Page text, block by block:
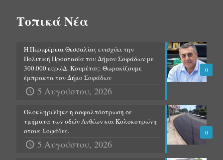
Τοπικά Νέα
0
Η Περιφέρεια Θεσσαλίας ενισχύει την
Πολιτική Προστασία του Δήμου Σοφάδων με
300.000 ευρώΔ. Κουρέτας: Θωρακίζουμε
έμπρακτα τον Δήμο Σοφάδων
5 Αυγούστου, 2026
0
Ολοκληρώθηκε η ασφαλτόστρωση σε
τμήματα των οδών Ανθέων και Κολοκοτρώνη
στους Σοφάδες.
5 Αυγούστου, 2026